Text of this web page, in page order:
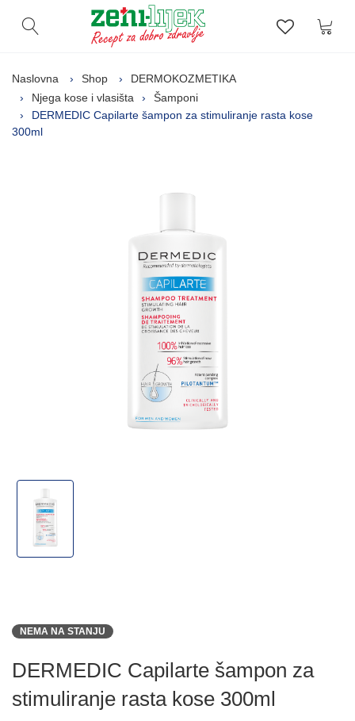
Otvori pretragu Lista
Naslovna Shop
DERMOKOZMETIKA
Njega kose i vlasišta
Šamponi
DERMEDIC Capilarte šampon za stimuliranje rasta kose
300ml
NEMA NA STANJU
DERMEDIC Capilarte šampon za
stimuliranje rasta kose 300ml